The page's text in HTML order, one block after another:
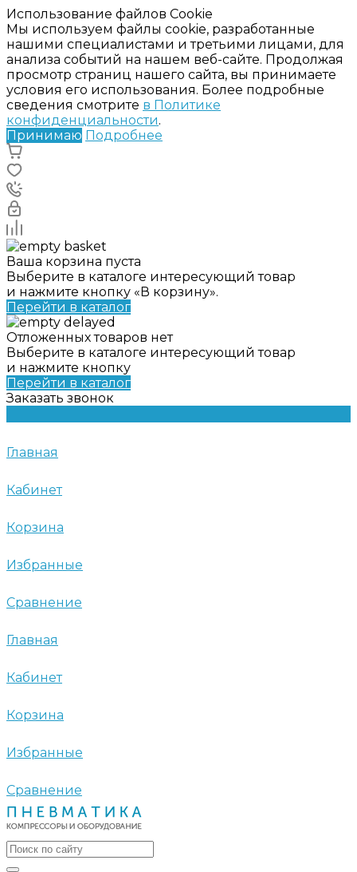
Использование файлов Cookie
Мы используем файлы cookie, разработанные
нашими специалистами и третьими лицами, для
анализа событий на нашем веб-сайте. Продолжая
просмотр страниц нашего сайта, вы принимаете
условия его использования. Более подробные
сведения смотрите в Политике
конфиденциальности.
Принимаю Подробнее
Ваша корзина пуста
Выберите в каталоге интересующий товар
и нажмите кнопку «В корзину».
Перейти в каталог
Отложенных товаров нет
Выберите в каталоге интересующий товар
и нажмите кнопку
Перейти в каталог
Заказать звонок
Главная
Кабинет
Корзина
Избранные
Сравнение
Главная
Кабинет
Корзина
Избранные
Сравнение